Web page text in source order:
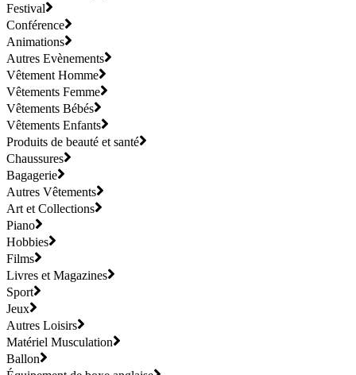
Festival
Conférence
Animations
Autres Evènements
Vêtement Homme
Vêtements Femme
Vêtements Bébés
Vêtements Enfants
Produits de beauté et santé
Chaussures
Bagagerie
Autres Vêtements
Art et Collections
Piano
Hobbies
Films
Livres et Magazines
Sport
Jeux
Autres Loisirs
Matériel Musculation
Ballon